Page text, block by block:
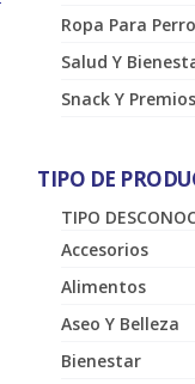
Ropa Para
Salud Y
Snack Y
TIPO DE
TIPO
Accesorios
Alimentos
Aseo Y Belleza
Bienestar